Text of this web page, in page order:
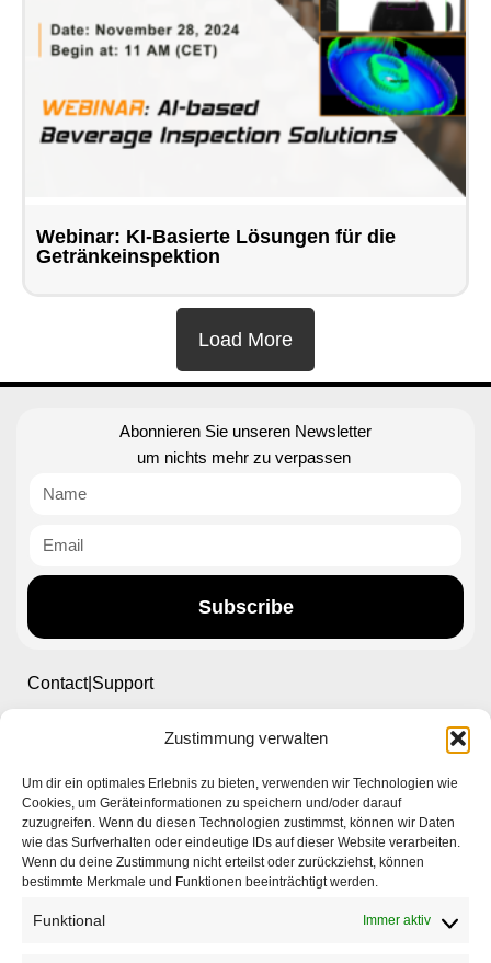
Zustimmung verwalten
Um dir ein optimales Erlebnis zu bieten, verwenden wir Technologien wie
Cookies, um Geräteinformationen zu speichern und/oder darauf
zuzugreifen. Wenn du diesen Technologien zustimmst, können wir Daten
wie das Surfverhalten oder eindeutige IDs auf dieser Website verarbeiten.
Wenn du deine Zustimmung nicht erteilst oder zurückziehst, können
bestimmte Merkmale und Funktionen beeinträchtigt werden.
Funktional Immer aktiv
Webinar: KI-Basierte Lösungen für die
Getränkeinspektion
Load More
Abonnieren Sie unseren Newsletter
um nichts mehr zu verpassen
Subscribe
Contact|Support
Ettlinger Straße 59, 76137 Karlsruhe, Germany
+49 721 668004230
Startseite